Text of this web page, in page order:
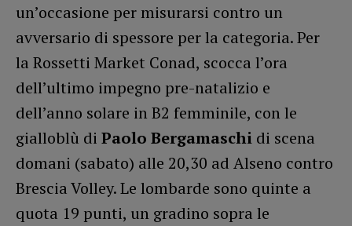
un’occasione per misurarsi contro un
avversario di spessore per la categoria. Per
la Rossetti Market Conad, scocca l’ora
dell’ultimo impegno pre-natalizio e
dell’anno solare in B2 femminile, con le
gialloblù di Paolo Bergamaschi di scena
domani (sabato) alle 20,30 ad Alseno contro
Brescia Volley. Le lombarde sono quinte a
quota 19 punti, un gradino sopra le